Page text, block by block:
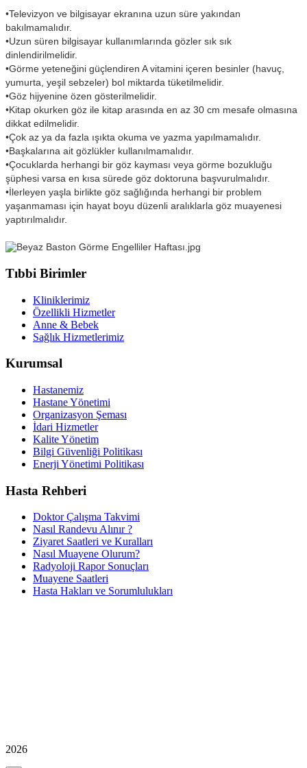
•Televizyon ve bilgisayar ekranına uzun süre yakından
bakılmamalıdır.
•Uzun süren bilgisayar kullanımlarında gözler sık sık
dinlendirilmelidir.
•Görme yeteneğini güçlendiren A vitamini içeren besinler (havuç,
yumurta, yeşil sebzeler) bol miktarda tüketilmelidir.
•Göz hijyenine özen gösterilmelidir.
•Kitap okurken göz ile kitap arasında en az 30 cm mesafe olmasına
dikkat edilmelidir.
•Çok az ya da fazla ışıkta okuma ve yazma yapılmamalıdır.
•Başkalarına ait gözlükler kullanılmamalıdır.
•Çocuklarda herhangi bir göz kayması veya görme bozukluğu
şüphesi varsa en kısa sürede göz doktoruna başvurulmalıdır.
•İlerleyen yaşla birlikte göz sağlığında herhangi bir problem
yaşanmaması için hayat boyu düzenli aralıklarla göz muayenesi
yaptırılmalıdır.
Tıbbi Birimler
Kliniklerimiz
Özellikli Hizmetler
Anne & Bebek
Sağlık Hizmetlerimiz
Kurumsal
Hastanemiz
Hastane Yönetimi
Organizasyon Şeması
İdari Hizmetler
Kalite Yönetim
Bilgi Güvenliği Politikası
Enerji Yönetimi Politikası
Hasta Rehberi
Doktor Çalışma Takvimi
Nasıl Randevu Alınır ?
Ziyaret Saatleri ve Kuralları
Nasıl Muayene Olurum?
Radyoloji Rapor Sonuçları
Muayene Saatleri
Hasta Hakları ve Sorumlulukları
2026